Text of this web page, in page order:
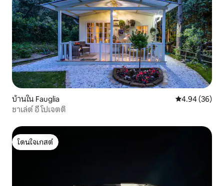
บ้านใน Fauglia คะแนนเฉลี่ย
4.94 (36)
ชาเล่ต์ อี โปเจตติ
โดนใจเกสต์
โดนใจเกสต์